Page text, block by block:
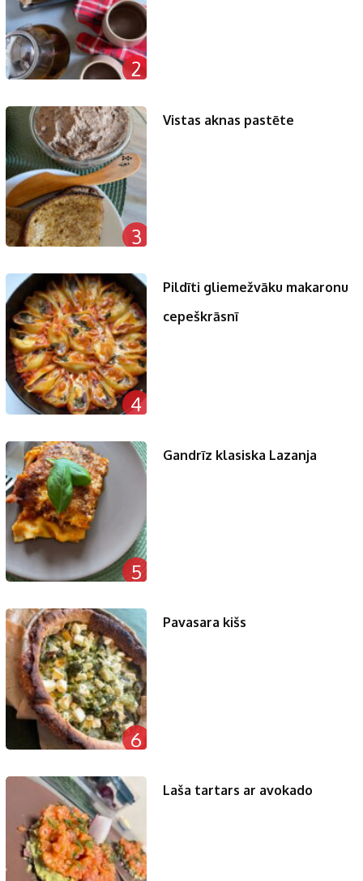
2
3
Vistas aknas pastēte
4
Pildīti gliemežvāku makaronu
cepeškrāsnī
5
Gandrīz klasiska Lazanja
6
Pavasara kišs
Laša tartars ar avokado